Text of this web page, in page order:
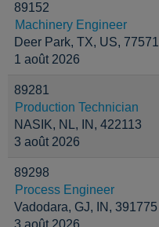
89152
Machinery Engineer
Deer Park, TX, US, 77571
1 août 2026
89281
Production Technician
NASIK, NL, IN, 422113
3 août 2026
89298
Process Engineer
Vadodara, GJ, IN, 391775
3 août 2026